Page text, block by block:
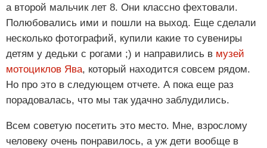
а второй мальчик лет 8. Они классно фехтовали.
Полюбовались ими и пошли на выход. Еще сделали
несколько фотографий, купили какие то сувениры
детям у дедьки с рогами ;) и направились в музей
мотоциклов Ява, который находится совсем рядом.
Но про это в следующем отчете. А пока еще раз
порадовалась, что мы так удачно заблудились.
Всем советую посетить это место. Мне, взрослому
человеку очень понравилось, а уж дети вообще в